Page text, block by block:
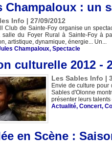
Champaloux : un
Info | 27/09/2012
Club de Sainte-Foy organise un
du Foyer Rural à Sainte-Foy à
artistique, dynamique, énergie... Un...
Champaloux,Spectacle
culturelle 2012 -
Les Sables Info |
Envie de culture pour
Sables d'Olonne
présenter leurs
Actualité, Concert,
en Scène :